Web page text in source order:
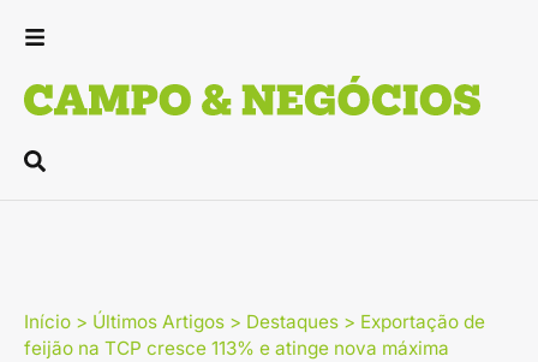
Início > Últimos Artigos > Destaques > Exportação de
feijão na TCP cresce 113% e atinge nova máxima